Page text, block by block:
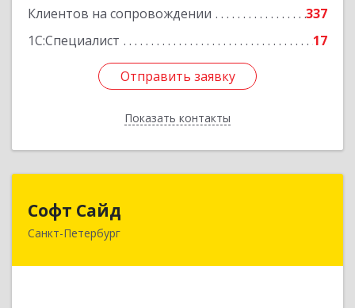
Клиентов на сопровождении
337
1С:Специалист
17
Отправить заявку
Показать контакты
Отправить заявку
Назад
Софт Сайд
Санкт-Петербург
190020, Санкт-Петербург г, Рижский пр, дом №